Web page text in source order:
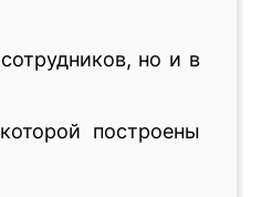
но и в
построены